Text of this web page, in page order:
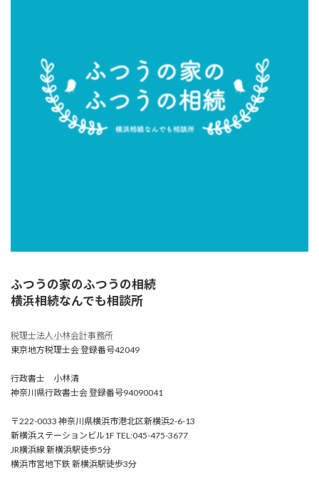
ふつうの家のふつうの相続
横浜相続なんでも相談所
税理士法人小林会計事務所
東京地方税理士会 登録番号42049
行政書士 小林清
神奈川県行政書士会 登録番号94090041
〒222-0033 神奈川県横浜市港北区新横浜2-6-13
新横浜ステーションビル1F TEL:045-475-3677
JR横浜線 新横浜駅徒歩5分
横浜市営地下鉄 新横浜駅徒歩3分